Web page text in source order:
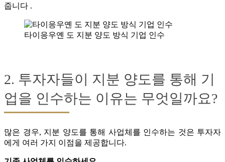
줍니다 .
타이응우옌 도 지분 양도 방식 기업 인수
2. 투자자들이 지분 양도를 통해 기
업을 인수하는 이유는 무엇일까요?
많은 경우, 지분 양도를 통해 사업체를 인수하는 것은 투자자
에게 여러 가지 이점을 제공합니다.